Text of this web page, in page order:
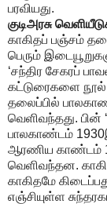
பரவியது.
குடிஅரசு
காகிதப் பஞ்சம்
பெரும்
‘சந்திர சேகரப்
கட்டுரைகளை நூல்
தலைப்பில்
வெளிவந்தது.
பாலகாண்டம்
ஆரணிய காண்டம்
வெளிவந்தன.
காகிதமே
எஞ்சியுள்ள